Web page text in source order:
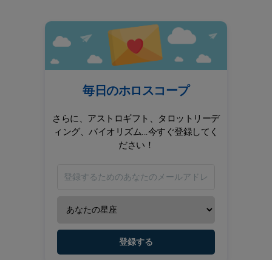
毎日のホロスコープ
さらに、アストロギフト、タロットリーデ
ィング、バイオリズム...今すぐ登録してく
ださい！
登録する